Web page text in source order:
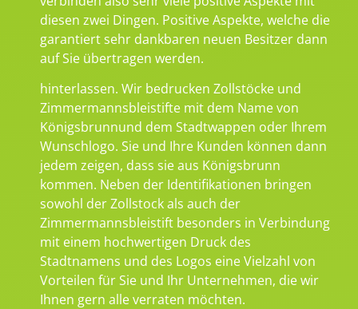
diesen zwei Dingen. Positive Aspekte, welche die
garantiert sehr dankbaren neuen Besitzer dann
auf Sie übertragen werden.
hinterlassen. Wir bedrucken Zollstöcke und
Zimmermannsbleistifte mit dem Name von
Königsbrunnund dem Stadtwappen oder Ihrem
Wunschlogo. Sie und Ihre Kunden können dann
jedem zeigen, dass sie aus Königsbrunn
kommen. Neben der Identifikationen bringen
sowohl der Zollstock als auch der
Zimmermannsbleistift besonders in Verbindung
mit einem hochwertigen Druck des
Stadtnamens und des Logos eine Vielzahl von
Vorteilen für Sie und Ihr Unternehmen, die wir
Ihnen gern alle verraten möchten.